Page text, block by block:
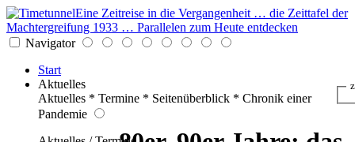
Eine Zeitreise in die Vergangenheit … die Zeittafel der
Machtergreifung 1933 … Parallelen zum Heute entdecken
Navigator
Start
Aktuelles
Aktuelles * Termine * Seitenüberblick * Chronik einer
Pandemie